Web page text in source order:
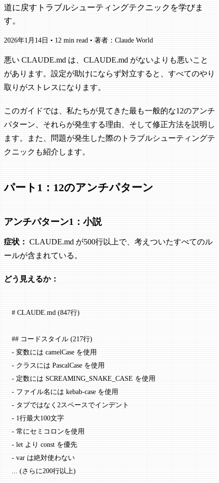
道に戻すトラブルシューティングテクニックを学びま
す。
2026年1月14日 • 12 min read • 著者：Claude World
悪い CLAUDE.md は、CLAUDE.md がないよりも悪いこと
があります。設定が助けにならず対立すると、すべてのやり
取りがストレスになります。
このガイドでは、私たちが見てきた最も一般的な12のアンチ
パターン、それらが発生する理由、そして修正方法を説明し
ます。また、問題が発生した際のトラブルシューティングテ
クニックも紹介します。
パート1：12のアンチパターン
アンチパターン1：小説
症状： CLAUDE.md が500行以上で、考えついたすべてのル
ールが含まれている。
どう見えるか：
# CLAUDE.md (847行)
## コードスタイル (217行)
- 変数には camelCase を使用
- クラスには PascalCase を使用
- 定数には SCREAMING_SNAKE_CASE を使用
- ファイル名には kebab-case を使用
- タブではなく2スペースでインデント
- 1行最大100文字
- 常にセミコロンを使用
- let より const を優先
- var は絶対使わない
... (さらに200行以上)